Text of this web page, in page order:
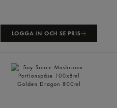
LOGGA IN OCH SE PRIS